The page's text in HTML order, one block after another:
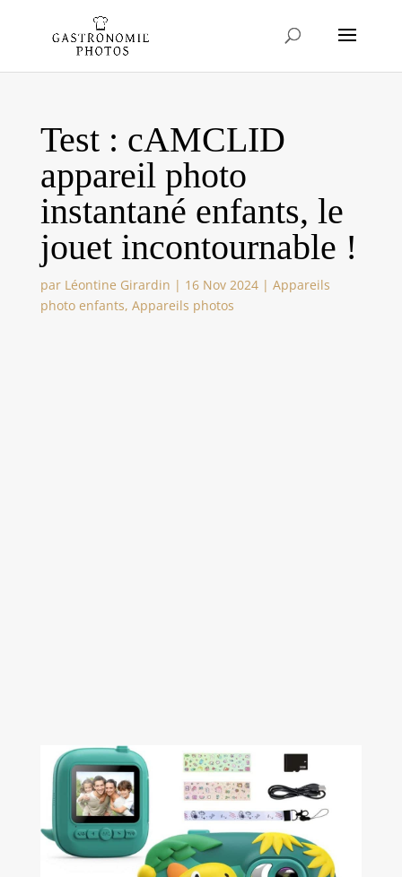
Test : cAMCLID
appareil photo
instantané enfants, le
jouet incontournable !
par Léontine Girardin | 16 Nov 2024| Appareils
photo enfants, Appareils photos